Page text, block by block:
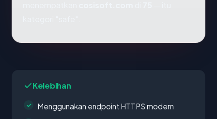
Kelebihan
Menggunakan endpoint HTTPS modern